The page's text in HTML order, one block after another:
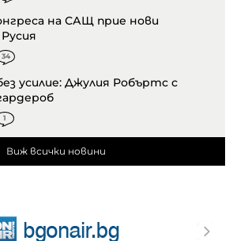
на САЩ прие нови
34
усилие: Джулия Робъртс с
1
Виж всички новини